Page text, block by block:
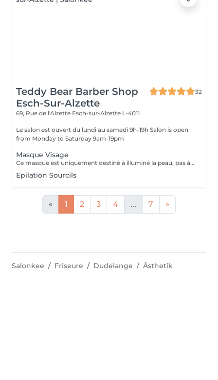
Teddy Bear Barber Shop
Esch-Sur-Alzette
32
69, Rue de l'Alzette Esch-sur-Alzette L-4011
Le salon est ouvert du lundi au samedi 9h-19h Salon is open
from Monday to Saturday 9am-19pm
Masque Visage
Ce masque est uniquement destinè à illuminé la peau, pas à la nettoyer ni à eliminer les rides
Epilation Sourcils
« 1 2 3 4 ... 7 »
Salonkee Friseure Dudelange Ästhetik